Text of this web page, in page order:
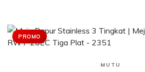
PROMO
Lihat Produk
MUTU